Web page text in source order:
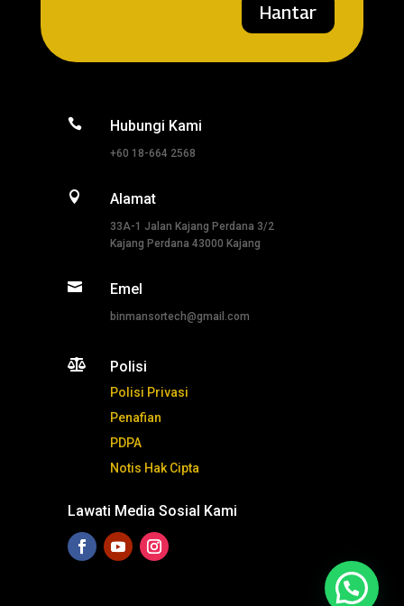
Hantar
 Hubungi Kami
+60 18-664 2568
 Alamat
33A-1 Jalan Kajang Perdana 3/2
Kajang Perdana 43000 Kajang
 Emel
binmansortech@gmail.com
 Polisi
Polisi Privasi
Penafian
PDPA
Notis Hak Cipta
Lawati Media Sosial Kami